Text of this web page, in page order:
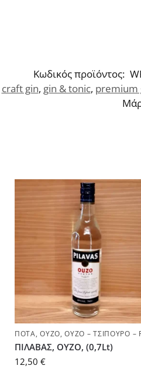
Κωδικός προϊόντος:
craft gin, gin & tonic, premium
ΠΟΤΆ,ΟΎΖΟ,ΟΎΖΟ – ΤΣΊΠΟΥΡΟ –
ΠΙΛΑΒΑΣ, ΟΥΖΟ, (0,7Lt)
12,50 €